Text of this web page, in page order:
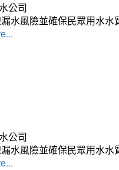
公司
水風險並確保民眾用水
公司
水風險並確保民眾用水